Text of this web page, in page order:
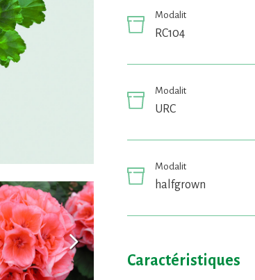
Suivant
Modalit
RC104
Modalit
URC
Modalit
halfgrown
Caractéristiques